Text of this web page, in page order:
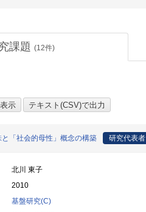
課題 (12件)
と「社会的母性」概念の構築 研究代表者
北川 東子
2010
基盤研究(C)